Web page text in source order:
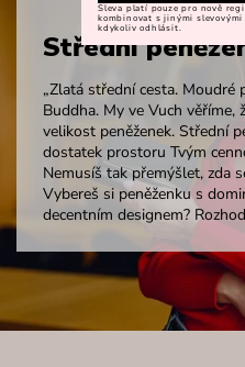
Střední
„Zlatá střední cesta. Moudré
Buddha. My ve Vuch věříme,
velikost peněženek. Střední
dostatek prostoru Tvým
Nemusíš tak přemýšlet, zda
Vybereš si peněženku s
decentním designem?
Sleva platí pouze pro nově
kombinovat s jinými
kdykoliv odhlásit.